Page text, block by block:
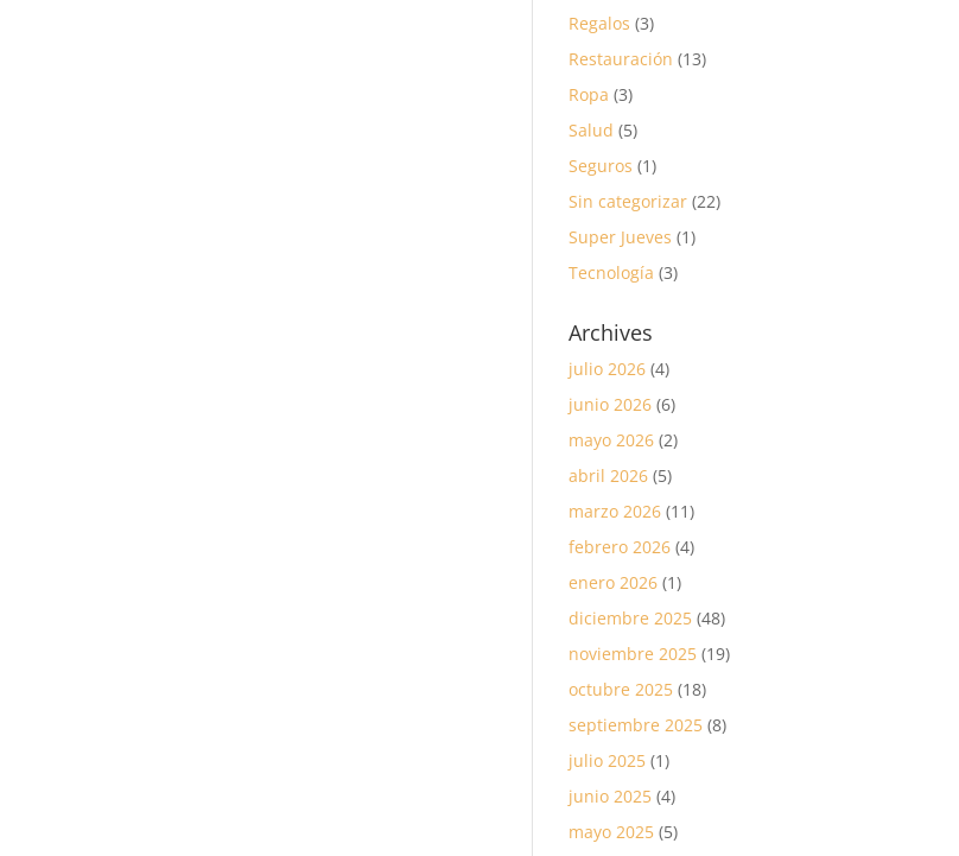
Regalos (3)
Restauración (13)
Ropa (3)
Salud (5)
Seguros (1)
Sin categorizar (22)
Super Jueves (1)
Tecnología (3)
Archives
julio 2026 (4)
junio 2026 (6)
mayo 2026 (2)
abril 2026 (5)
marzo 2026 (11)
febrero 2026 (4)
enero 2026 (1)
diciembre 2025 (48)
noviembre 2025 (19)
octubre 2025 (18)
septiembre 2025 (8)
julio 2025 (1)
junio 2025 (4)
mayo 2025 (5)